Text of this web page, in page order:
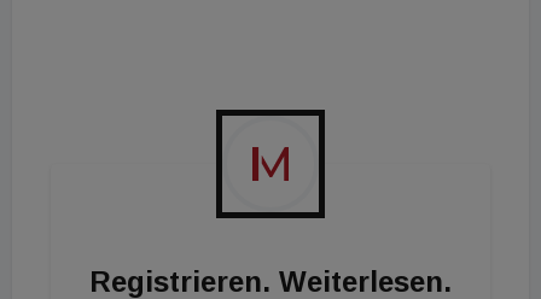
Uhr geöffnet, am Freitag von 9 bis 15 Uhr. Mehr
Registrieren. Weiterlesen.